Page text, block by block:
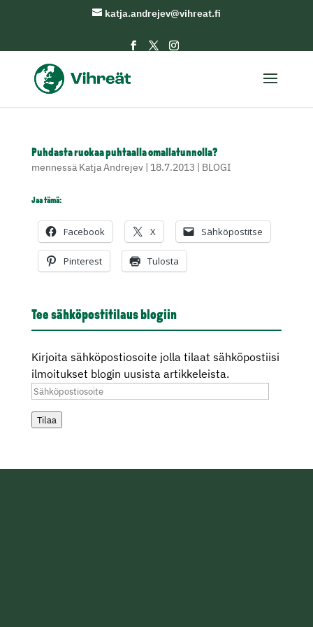
katja.andrejev@vihreat.fi
Puhdasta ruokaa puhtaalla omallatunnolla?
mennessä Katja Andrejev| 18.7.2013 | BLOGI
Jaa tämä:
Facebook X Sähköpostitse
Pinterest Tulosta
Tee sähköpostitilaus blogiin
Kirjoita sähköpostiosoite jolla tilaat sähköpostiisi
ilmoitukset blogin uusista artikkeleista.
Sähköpostiosoite
Tilaa